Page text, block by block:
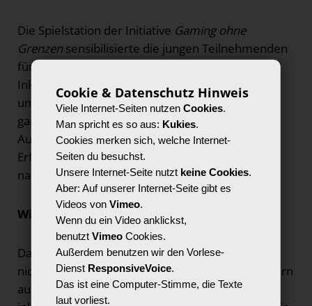
Die Spielstation der Initiative Gaming ohne
Grenzensensibilisierte die jungen Teilnehmenden
für assistive Technologien und zeigte ihnen, wie
Inklusion auch beim gemeinsamen Zocken
umgesetzt werden kann. „Für mich war es etwas
ganz Neues, anstatt mit den Händen mit den
Augen zu spielen. Aber es war eine coole
Erfahrung“, berichtete die 13-Jährige Anastasia
nach ihrer Gaming-Runde mit dem Eyetracker.
Wie wollen wir zusammenleben?
Das inklusive Ideenlabor bot den Jugendlichen
nicht nur Platz für kreatives Ausprobieren, sondern
auch Gelegenheit, über ihre Vorstellungen einer
Cookie & Datenschutz Hinweis
Viele Internet-Seiten nutzen Cookies.
Man spricht es so aus: Kukies.
Cookies merken sich, welche Internet-
Seiten du besuchst.
Unsere Internet-Seite nutzt keine Cookies.
Aber: Auf unserer Internet-Seite gibt es
Videos von Vimeo.
Wenn du ein Video anklickst,
benutzt VimeoCookies.
Außerdem benutzen wir den Vorlese-
Dienst ResponsiveVoice.
Das ist eine Computer-Stimme, die Texte
laut vorliest.